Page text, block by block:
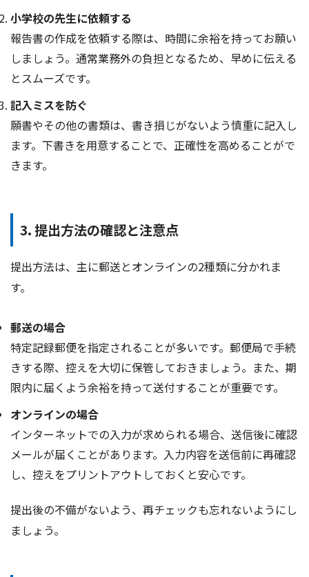
小学校の先生に依頼する
報告書の作成を依頼する際は、時間に余裕を持ってお願い
しましょう。通常業務外の負担となるため、早めに伝える
とスムーズです。
記入ミスを防ぐ
願書やその他の書類は、書き損じがないよう慎重に記入し
ます。下書きを用意することで、正確性を高めることがで
きます。
3. 提出方法の確認と注意点
提出方法は、主に郵送とオンラインの2種類に分かれま
す。
郵送の場合
特定記録郵便を指定されることが多いです。郵便局で手続
きする際、控えを大切に保管しておきましょう。また、期
限内に届くよう余裕を持って送付することが重要です。
オンラインの場合
インターネットでの入力が求められる場合、送信後に確認
メールが届くことがあります。入力内容を送信前に再確認
し、控えをプリントアウトしておくと安心です。
提出後の不備がないよう、再チェックも忘れないようにし
ましょう。